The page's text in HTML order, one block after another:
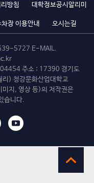
방침 대학정보공시알리미
장 이용안내 오시는길
5727 E-MAIL.
주소 : 17390 경기도
) 청강문화산업대학교
미지, 영상 등)의 저작권은
습니다.